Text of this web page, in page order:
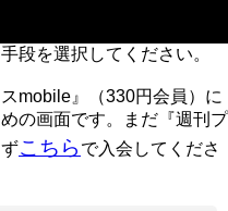
段を選択してください。
mobile』（330円会員）に
の画面です。まだ『週刊プ
こちら で入会してくださ